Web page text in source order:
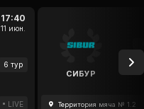
17:40
11 июн.
6 тур
LIVE
СИБУР
47
Территория мяча № 1.2